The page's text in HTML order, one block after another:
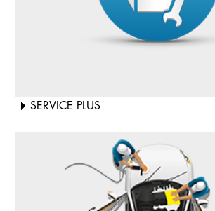
SERVICE PLUS